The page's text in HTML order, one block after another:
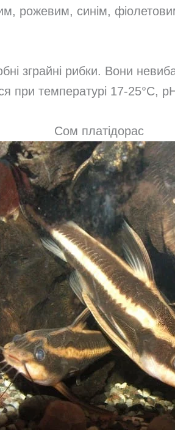
рожевим, синім,
зграйні рибки. Вони
при температурі 17-25°C,
Сом платідорас